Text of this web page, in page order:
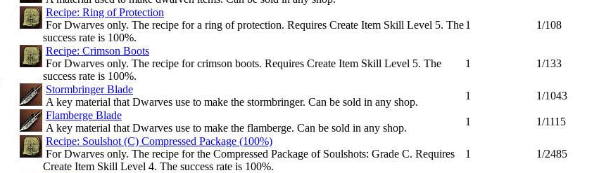
Recipe: Ring of Protection
For Dwarves only. The recipe for a ring of protection. Requires Create Item Skill Level 5. The
success rate is 100%.
1 1/108
Recipe: Crimson Boots
For Dwarves only. The recipe for crimson boots. Requires Create Item Skill Level 5. The
success rate is 100%.
1 1/133
Stormbringer Blade
A key material that Dwarves use to make the stormbringer. Can be sold in any shop.
1
1/1043
Flamberge Blade
A key material that Dwarves use to make the flamberge. Can be sold in any shop.
1
1/1115
Recipe: Soulshot (C) Compressed Package (100%)
For Dwarves only. The recipe for the Compressed Package of Soulshots: Grade C. Requires
Create Item Skill Level 4. The success rate is 100%.
1 1/2485